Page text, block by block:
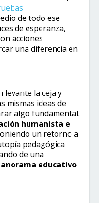
de todo ese
de esperanza,
acciones
una diferencia en
levante la ceja y
mismas ideas de
algo fundamental.
humanista e
un retorno a
pedagógica
de una
educativo